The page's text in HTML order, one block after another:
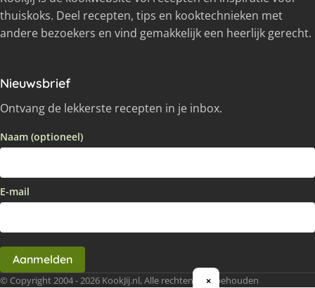
thuiskoks. Deel recepten, tips en kooktechnieken met
andere bezoekers en vind gemakkelijk een heerlijk gerecht.
Nieuwsbrief
Ontvang de lekkerste recepten in je inbox.
Naam (optioneel)
E-mail
Aanmelden
© Copyright 2004 - 2026 KookJij.nl, Alle rechten voorbehouden
×